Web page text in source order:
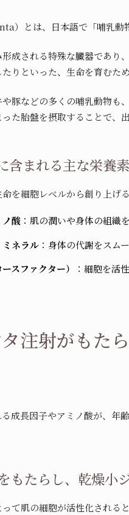
）とは、日本語で「哺乳動
成される特殊な臓器であり
りといった、生命を育むた
豚などの多くの哺乳動物も
た胎盤を摂取することで、
含まれる主な栄養
を細胞レベルから創り上げ
酸：肌の潤いや身体の組織
ネラル：身体の代謝をスム
スファクター）
：細胞を活
注射がもた
成長因子やアミノ酸が、年
もたらし、乾燥小
て肌の細胞が活性化される